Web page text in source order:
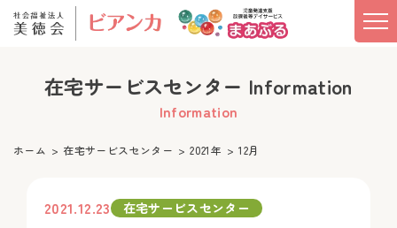
在宅サービスセンター Information
Information
ホーム 在宅サービスセンター 2021年 12月
2021.12.23 在宅サービスセンター